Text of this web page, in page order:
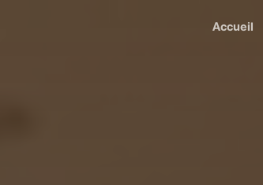
Accueil